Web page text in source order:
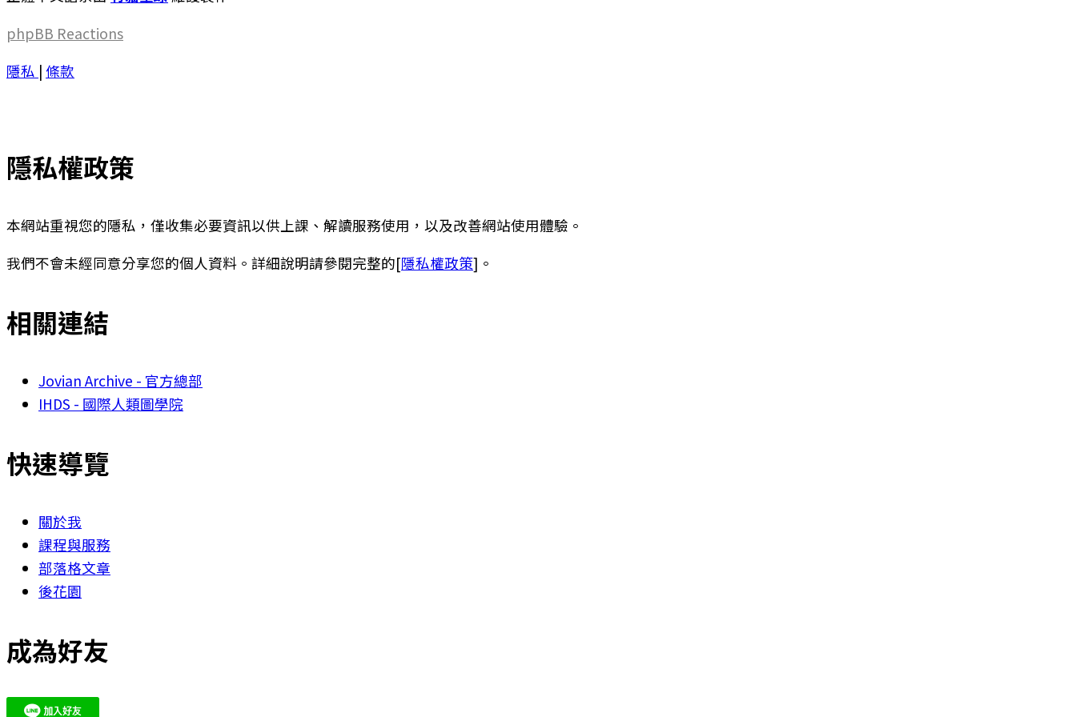
phpBB Reactions
隱私 | 條款
隱私權政策
本網站重視您的隱私，僅收集必要資訊以供上課、解讀服務使用，以及改善網站使用體驗。
我們不會未經同意分享您的個人資料。詳細說明請參閱完整的[隱私權政策]。
相關連結
Jovian Archive - 官方總部
IHDS - 國際人類圖學院
快速導覽
關於我
課程與服務
部落格文章
後花園
成為好友